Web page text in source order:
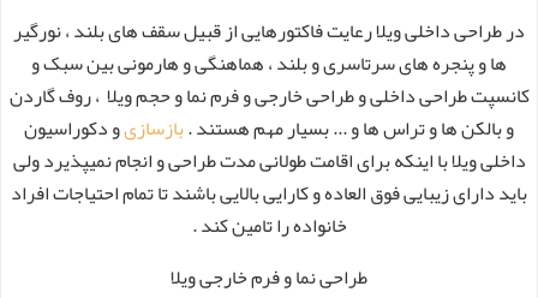
در طراحی داخلی ویلا رعایت فاکتورهایی از قبیل سقف های بلند ، نورگیر
ها و پنجره های سرتاسری و بلند ، هماهنگی و هارمونی بین سبک و
کانسپت طراحی داخلی و طراحی خارجی و فرم نما و حجم ویلا ، روف گاردن
و بالکن ها و تراس ها و ... بسیار مهم هستند .بازسازیو دکوراسیون
داخلی ویلا با اینکه برای اقامت طولانی مدت طراحی و انجام نمیپذیرد ولی
باید دارای زیبایی فوق العاده و کارایی بالایی باشند تا تمام احتیاجات افراد
خانواده را تامین کند .
طراحی نما و فرم خارجی ویلا